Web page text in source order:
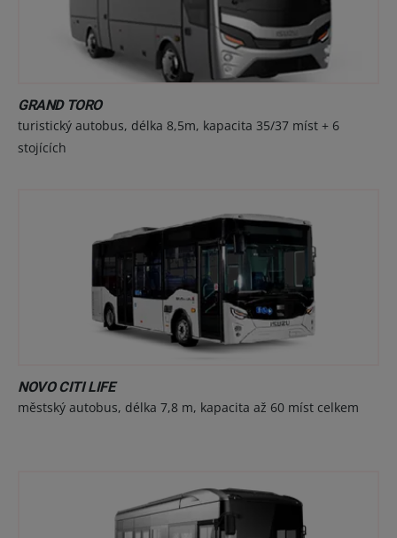
GRAND TORO
turistický autobus, délka 8,5m, kapacita 35/37 míst + 6
stojících
NOVO CITI LIFE
městský autobus, délka 7,8 m, kapacita až 60 míst celkem